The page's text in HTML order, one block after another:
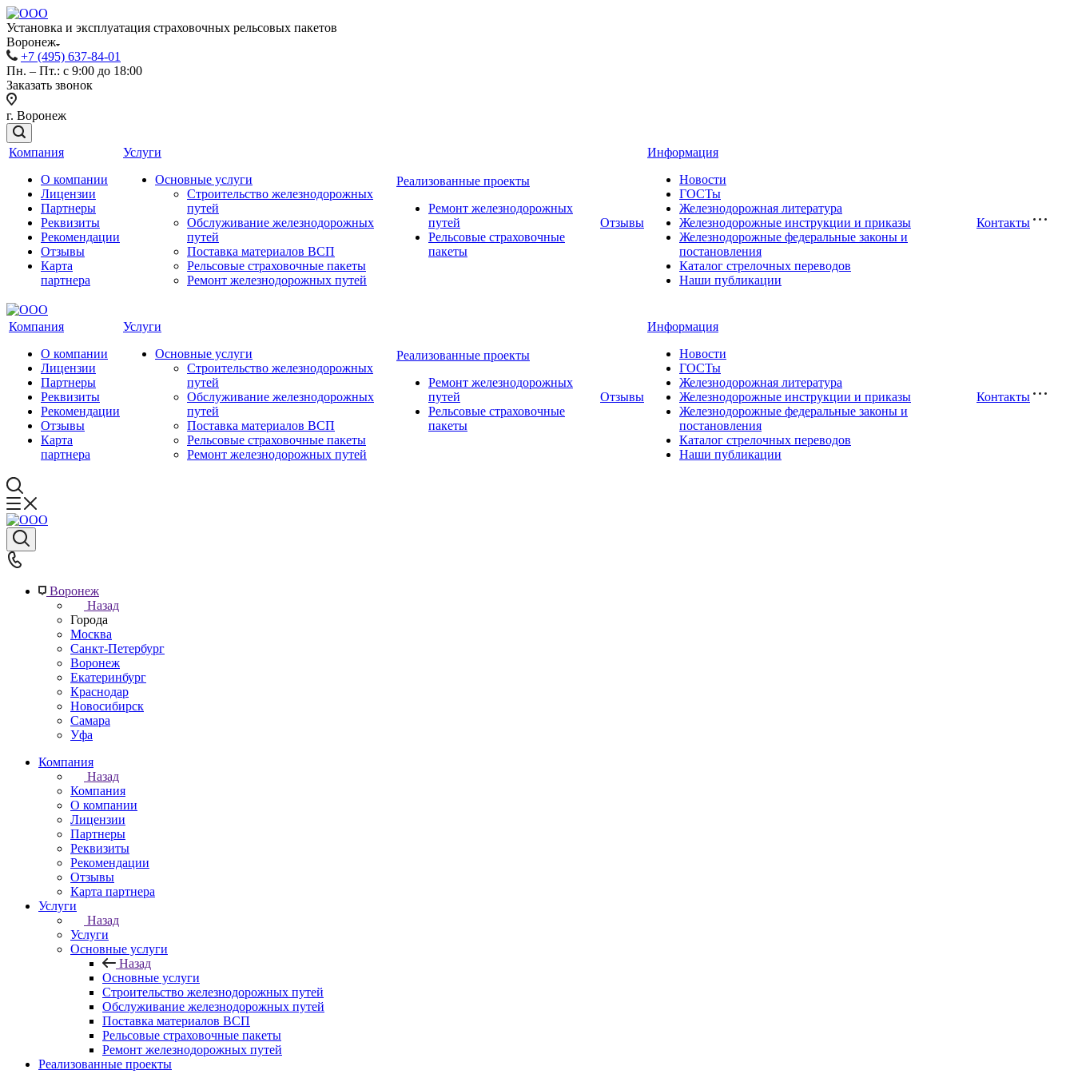
Установка и эксплуатация страховочных рельсовых пакетов
Воронеж
+7 (495) 637-84-01
Пн. – Пт.: с 9:00 до 18:00
Заказать звонок
г. Воронеж
Компания
О компании
Лицензии
Партнеры
Реквизиты
Рекомендации
Отзывы
Карта
партнера
Услуги
Основные услуги
Строительство железнодорожных
путей
Обслуживание железнодорожных
путей
Поставка материалов ВСП
Рельсовые страховочные пакеты
Ремонт железнодорожных путей
Реализованные проекты
Ремонт железнодорожных
путей
Рельсовые страховочные
пакеты
Отзывы
Информация
Новости
ГОСТы
Железнодорожная литература
Железнодорожные инструкции и приказы
Железнодорожные федеральные законы и
постановления
Каталог стрелочных переводов
Наши публикации
Контакты
Компания
О компании
Лицензии
Партнеры
Реквизиты
Рекомендации
Отзывы
Карта
партнера
Услуги
Основные услуги
Строительство железнодорожных
путей
Обслуживание железнодорожных
путей
Поставка материалов ВСП
Рельсовые страховочные пакеты
Ремонт железнодорожных путей
Реализованные проекты
Ремонт железнодорожных
путей
Рельсовые страховочные
пакеты
Отзывы
Информация
Новости
ГОСТы
Железнодорожная литература
Железнодорожные инструкции и приказы
Железнодорожные федеральные законы и
постановления
Каталог стрелочных переводов
Наши публикации
Контакты
Воронеж
Назад
Города
Москва
Санкт-Петербург
Воронеж
Екатеринбург
Краснодар
Новосибирск
Самара
Уфа
Компания
Назад
Компания
О компании
Лицензии
Партнеры
Реквизиты
Рекомендации
Отзывы
Карта партнера
Услуги
Назад
Услуги
Основные услуги
Назад
Основные услуги
Строительство железнодорожных путей
Обслуживание железнодорожных путей
Поставка материалов ВСП
Рельсовые страховочные пакеты
Ремонт железнодорожных путей
Реализованные проекты